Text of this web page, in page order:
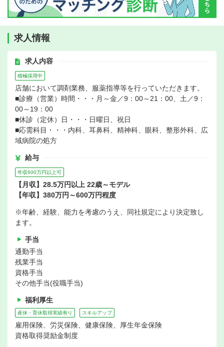
求人情報
求人内容
積極採用中
店舗において調剤業務、服薬指導等を行っていただきます。
■診療（営業）時間・・・月～金／9：00～21：00、土／9：
00～19：00
■休診（定休）日・・・日曜日、祝日
■応需科目・・・内科、耳鼻科、精神科、眼科、整形外科、広
域病院の処方
給与
年収600万円以上可
【月収】28.5万円以上 22歳～モデル
【年収】380万円～600万円程度
※年齢、経験、能力を考慮のうえ、同社規定により決定致し
ます。
手当
通勤手当
残業手当
資格手当
その他手当(役職手当)
福利厚生
産休・育休取得実績有り スキルアップ
雇用保険、労災保険、健康保険、厚生年金保険
資格取得奨励金制度